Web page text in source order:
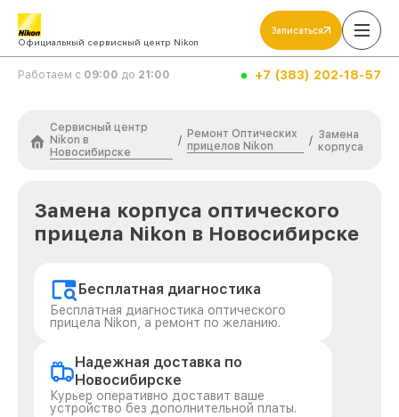
Официальный сервисный центр Nikon
Записаться
Работаем с 09:00 до 21:00 +7 (383) 202-18-57
Сервисный центр
Nikon в
Новосибирске
/
Ремонт Оптических
прицелов Nikon
/ Замена
корпуса
Замена корпуса оптического
прицела Nikon в Новосибирске
Бесплатная диагностика
Бесплатная диагностика оптического
прицела Nikon, а ремонт по желанию.
Надежная доставка по
Новосибирске
Курьер оперативно доставит ваше
устройство без дополнительной платы.